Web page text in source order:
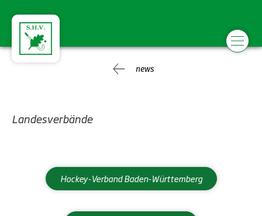
news
Landesverbände
Hockey-Verband Baden-Württemberg